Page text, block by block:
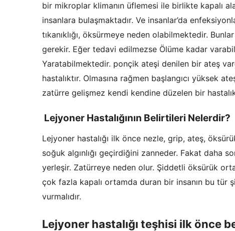
bir mikroplar klimanın üflemesi ile birlikte kapalı
insanlara bulaşmaktadır. Ve insanlar’da
tıkanıklığı, öksürmeye neden olabilmektedir.
gerekir. Eğer tedavi edilmezse Ölüme kadar
Yaratabilmektedir. ponçik ateşi denilen bir ateş
hastalıktır. Olmasına rağmen başlangıcı yüksek
zatürre gelişmez kendi kendine düzelen bir
Lejyoner Hastalığının Belirtileri Nelerdir?
Lejyoner hastalığı ilk önce nezle, grip, ateş,
soğuk algınlığı geçirdiğini zanneder. Fakat daha
yerleşir. Zatürreye neden olur. Şiddetli öksürük
çok fazla kapalı ortamda duran bir insanın bu tür
vurmalıdır.
Lejyoner hastalığı teşhisi ilk önce